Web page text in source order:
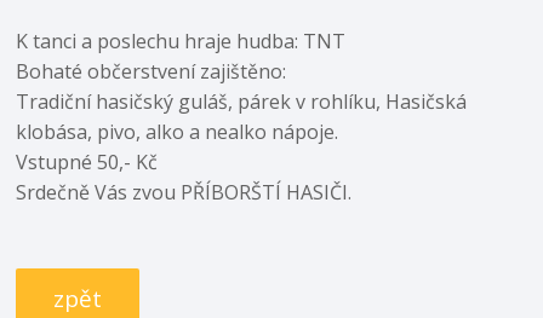
K tanci a poslechu hraje hudba: TNT
Bohaté občerstvení zajištěno:
Tradiční hasičský guláš, párek v rohlíku, Hasičská
klobása, pivo, alko a nealko nápoje.
Vstupné 50,- Kč
Srdečně Vás zvou PŘÍBORŠTÍ HASIČI.
zpět